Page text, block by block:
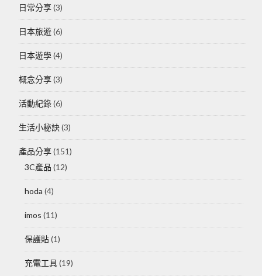
日常分享(3)
日本旅遊(6)
日本遊學(4)
概念分享(3)
活動紀錄(6)
生活小秘訣(3)
產品分享(151)
3C產品 (12)
hoda (4)
imos (11)
保護貼(1)
充電工具(19)